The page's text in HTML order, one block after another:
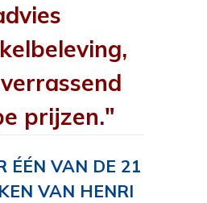
prijzen."
ÉÉN VAN DE 21
VAN HENRI